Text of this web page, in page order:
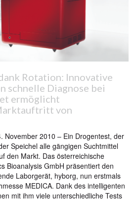
Rotation: Innovative
schnelle Diagnose bei
ermöglicht
von
November 2010 – Ein Drogentest, der
Speichel alle gängigen Suchtmittel
den Markt. Das österreichische
Bioanalysis GmbH präsentiert den
Laborgerät, hyborg, nun erstmals
MEDICA. Dank des intelligenten
mit ihm viele unterschiedliche Tests